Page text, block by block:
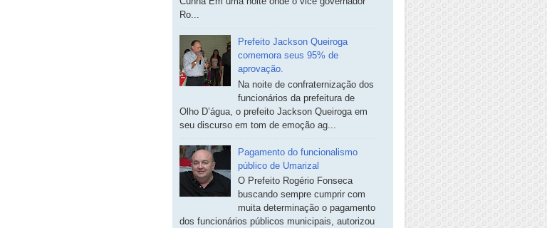
Ro...
Prefeito Jackson Queiroga
comemora seus 95% de
aprovação.
Na noite de confraternização dos
funcionários da prefeitura de
Olho D’água, o prefeito Jackson Queiroga em
seu discurso em tom de emoção ag...
Pagamento do funcionalismo
público de Umarizal
O Prefeito Rogério Fonseca
buscando sempre cumprir com
muita determinação o pagamento
dos funcionários públicos municipais, autorizou